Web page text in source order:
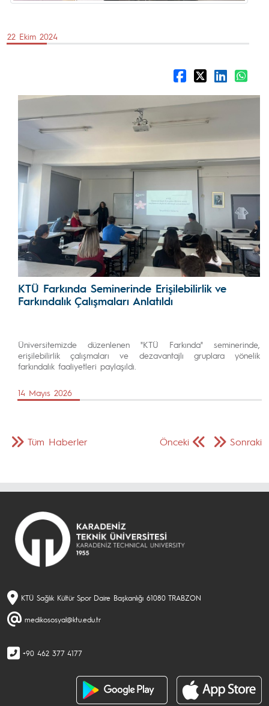
22 Ekim 2024
KTÜ Farkında Seminerinde Erişilebilirlik ve
Farkındalık Çalışmaları Anlatıldı
Üniversitemizde düzenlenen "KTÜ Farkında" seminerinde,
erişilebilirlik çalışmaları ve dezavantajlı gruplara yönelik
farkındalık faaliyetleri paylaşıldı.
14 Mayıs 2026
Önceki Sonraki
Tüm Haberler
KTÜ Sağlık Kültür Spor Daire Başkanlığı 61080 TRABZON
medikososyal@ktu.edu.tr
+90 462 377 4177